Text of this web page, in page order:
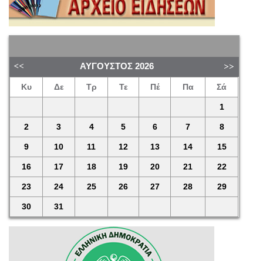
ΑΎΓΟΥΣΤΟΣ 2026
Κυ Δε Τρ Τε Πέ Πα Σά
1
2 3 4 5 6 7 8
9 10 11 12 13 14 15
16 17 18 19 20 21 22
23 24 25 26 27 28 29
30 31